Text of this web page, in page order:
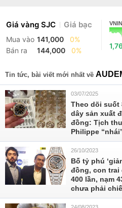
Giá vàng SJC Giá bạc
Mua vào 141,000
0%
Bán ra
144,000 0%
Tin tức, bài viết mới nhất về
03/07/2025
Theo dõi suốt
dây sản xuất
đồng: Tịch
Philippe
26/10/2023
Bố tỷ phú
đồng, con trai
400 lần, nạm
chưa phải